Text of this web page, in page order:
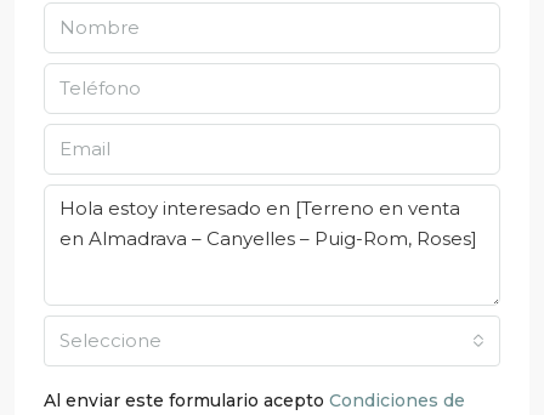
Seleccione
Al enviar este formulario acepto Condiciones de